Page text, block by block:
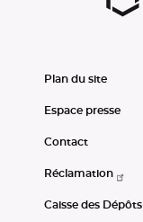
Plan du site
Espace presse
Contact
Réclamation
Caisse des Dépôts